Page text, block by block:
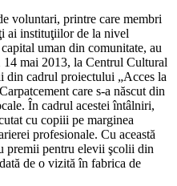
voluntari, printre care membri
ai instituţiilor de la nivel
uman din comunitate, au
mai 2013, la Centrul Cultural
din cadrul proiectului „Acces la
care s-a născut din
În cadrul acestei întâlniri,
cu copiii pe marginea
profesionale. Cu această
premii pentru elevii şcolii din
de o vizită în fabrica de